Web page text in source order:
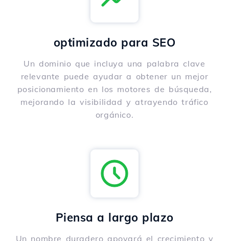
optimizado para SEO
Un dominio que incluya una palabra clave
relevante puede ayudar a obtener un mejor
posicionamiento en los motores de búsqueda,
mejorando la visibilidad y atrayendo tráfico
orgánico.
Piensa a largo plazo
Un nombre duradero apoyará el crecimiento y